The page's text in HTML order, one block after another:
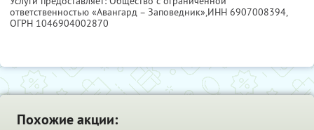
ответственностью «Авангард – Заповедник»,ИНН 6907008394,
ОГРН 1046904002870
Похожие акции: